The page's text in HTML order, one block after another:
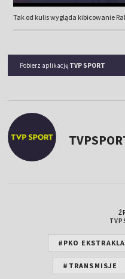
Tak od kulis wygląda kibicowanie
Pobierz aplikację TVP SPORT
#PKO
#TRANSMISJE